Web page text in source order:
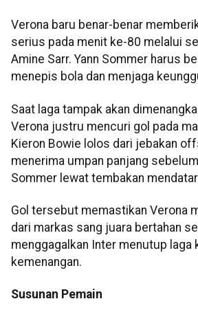
Verona baru benar-benar
serius pada menit ke-80 melalui
Amine Sarr. Yann Sommer harus
menepis bola dan menjaga
Saat laga tampak akan
Verona justru mencuri gol pada
Kieron Bowie lolos dari jebakan
menerima umpan panjang
Sommer lewat tembakan
Gol tersebut memastikan Verona
dari markas sang juara bertahan
menggagalkan Inter menutup laga
kemenangan.
Susunan Pemain